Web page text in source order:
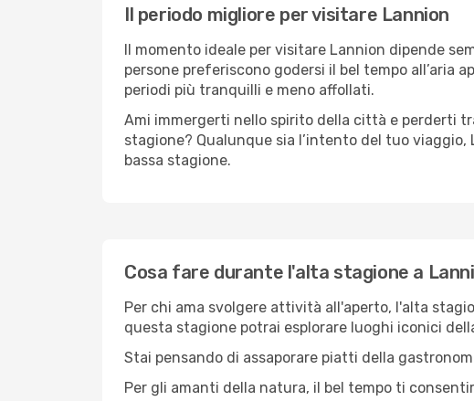
Il periodo migliore per visitare Lannion
Il momento ideale per visitare Lannion dipende
persone preferiscono godersi il bel tempo
periodi più tranquilli e meno affollati.
Ami immergerti nello spirito della città e perderti
stagione? Qualunque sia l’intento del tuo
bassa stagione.
Cosa fare durante l'alta stagione a
Per chi ama svolgere attività all'aperto, l'alta
questa stagione potrai esplorare luoghi iconici
Stai pensando di assaporare piatti della
Per gli amanti della natura, il bel tempo ti